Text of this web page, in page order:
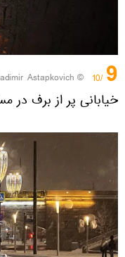
9
/10
© Sputnik / Vladimir Astapkovich
خیابانی پر از برف در